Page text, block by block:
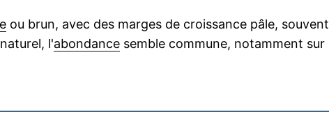
ou brun, avec des marges de croissance pâle, souvent
l'abondance semble commune, notamment sur